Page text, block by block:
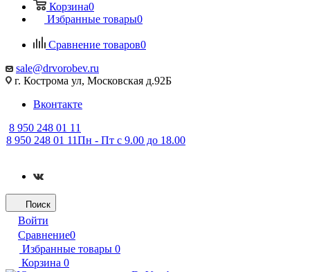
Корзина0
Избранные товары0
Сравнение товаров0
sale@drvorobev.ru
г. Кострома ул, Московская д.92Б
Вконтакте
8 950 248 01 11
8 950 248 01 11Пн - Пт с 9.00 до 18.00
Поиск
Войти
Сравнение0
Избранные товары 0
Корзина 0